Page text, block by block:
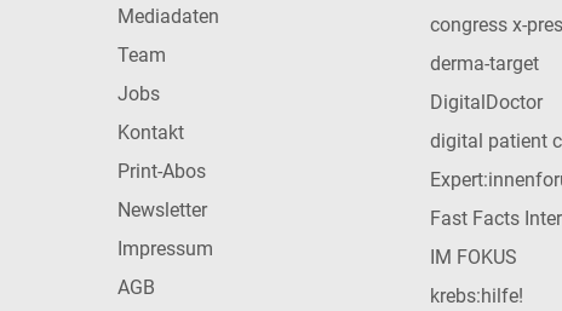
Mediadaten
Team
Jobs
Kontakt
Print-Abos
Newsletter
Impressum
AGB
congress x-
derma-target
DigitalDoctor
digital patient
Fast Facts
IM FOKUS
krebs:hilfe!